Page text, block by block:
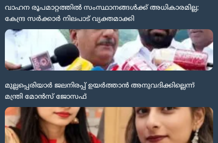
വാഹന രൂപമാറ്റത്തിൽ സംസ്ഥാനങ്ങൾക്ക് അധികാരമില്ല;
കേന്ദ്ര സർക്കാർ നിലപാട് വ്യക്തമാക്കി
മുല്ലപ്പെരിയാർ ജലനിരപ്പ് ഉയർത്താൻ അനുവദിക്കില്ലെന്ന്
മന്ത്രി മോന്‍സ് ജോസഫ്